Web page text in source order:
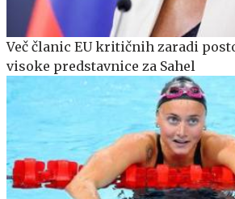
Več članic EU kritičnih zaradi
visoke predstavnice za Sahel